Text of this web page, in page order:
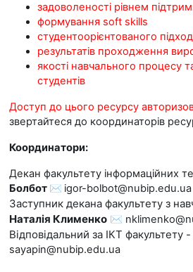
задоволеності рівнем
формування soft skills
cтудентоорієнтованого
результатів проходження
якості навчального процесу
студентів
Доступ до цього ресурсу
звертайтеся до координаторів
Координатори:
Декан факультету інформаційних
Болбот ✉️ igor-bolbot@nubip.edu.ua
Заступник декана факультету з
Наталія Клименко ✉️
Відповідальний за ІКТ факультету -
sayapin@nubip.edu.ua